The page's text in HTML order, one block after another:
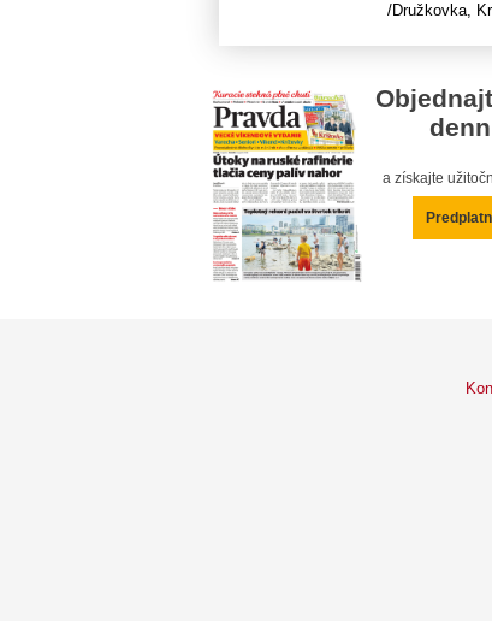
/Družkovka,
a získajte